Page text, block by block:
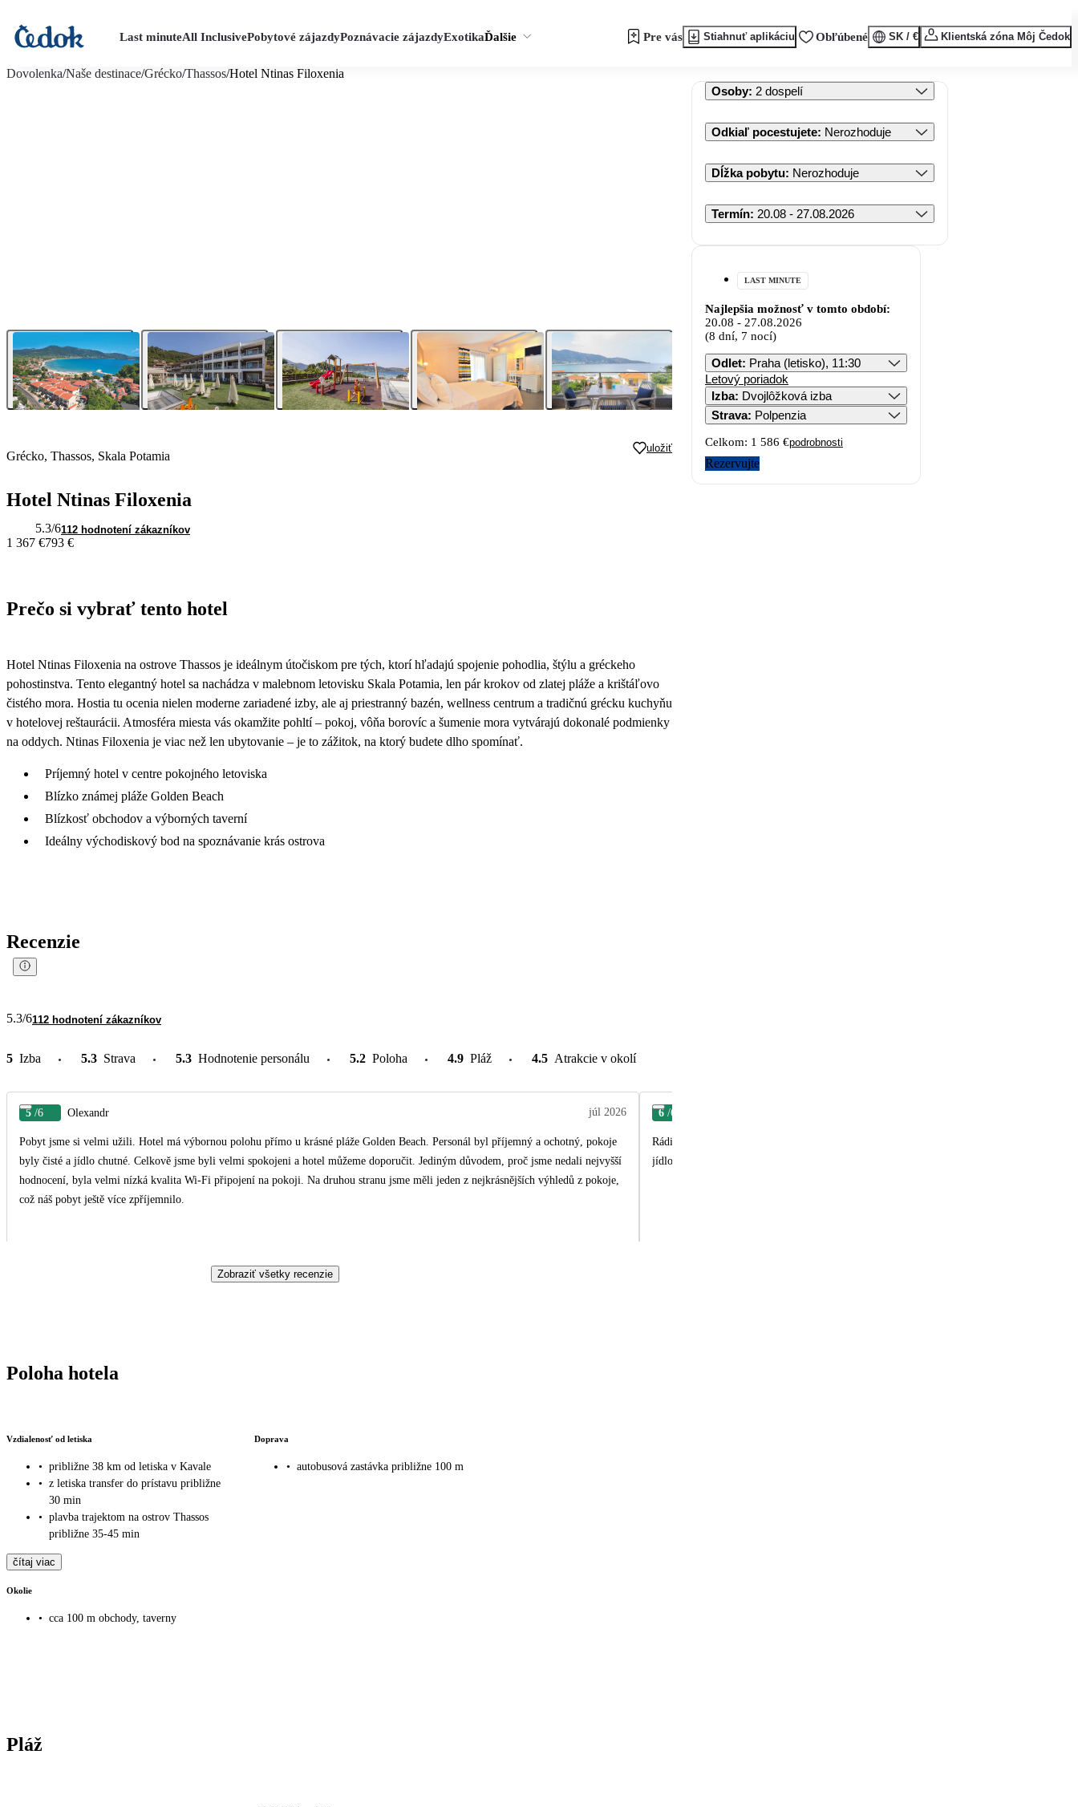
Last minuteAll InclusivePobytové zájazdyPoznávacie zájazdyExotikaĎalšie Pre vás Stiahnuť aplikáciu Obľúbené SK / € Klientská zóna Môj Čedok
Dovolenka/Naše destinace/Grécko/Thassos/Hotel Ntinas Filoxenia
Grécko, Thassos, Skala Potamia
uložiť
Hotel Ntinas Filoxenia
5.3/6112 hodnotení zákazníkov
1 367 €793 €
Prečo si vybrať tento hotel
Hotel Ntinas Filoxenia na ostrove Thassos je ideálnym útočiskom pre tých, ktorí hľadajú spojenie pohodlia, štýlu a gréckeho
pohostinstva. Tento elegantný hotel sa nachádza v malebnom letovisku Skala Potamia, len pár krokov od zlatej pláže a krištáľovo
čistého mora. Hostia tu ocenia nielen moderne zariadené izby, ale aj priestranný bazén, wellness centrum a tradičnú grécku kuchyňu
v hotelovej reštaurácii. Atmosféra miesta vás okamžite pohltí – pokoj, vôňa borovíc a šumenie mora vytvárajú dokonalé podmienky
na oddych. Ntinas Filoxenia je viac než len ubytovanie – je to zážitok, na ktorý budete dlho spomínať.
Príjemný hotel v centre pokojného letoviska
Blízko známej pláže Golden Beach
Blízkosť obchodov a výborných taverní
Ideálny východiskový bod na spoznávanie krás ostrova
Recenzie
5.3/6112 hodnotení zákazníkov
5 Izba 5.3 Strava 5.3 Hodnotenie personálu 5.2 Poloha 4.9 Pláž 4.5 Atrakcie v okolí
5 /6 Olexandr júl 2026
Pobyt jsme si velmi užili. Hotel má výbornou polohu přímo u krásné pláže Golden Beach. Personál byl příjemný a ochotný, pokoje
byly čisté a jídlo chutné. Celkově jsme byli velmi spokojeni a hotel můžeme doporučit. Jediným důvodem, proč jsme nedali nejvyšší
hodnocení, byla velmi nízká kvalita Wi-Fi připojení na pokoji. Na druhou stranu jsme měli jeden z nejkrásnějších výhledů z pokoje,
což náš pobyt ještě více zpříjemnilo.
6 /6
Rádi bychom vyzdvihli velmi čisté a upravené pokoje s pohodlnou postelí (což nebývá
jídlo!
Zobraziť všetky recenzie
Poloha hotela
Vzdialenosť od letiska
• približne 38 km od letiska v Kavale
• z letiska transfer do prístavu približne
30 min
• plavba trajektom na ostrov Thassos
približne 35-45 min
čítaj viac
Doprava
• autobusová zastávka približne 100 m
Okolie
• cca 100 m obchody, taverny
Pláž
Osoby: 2 dospelí
Odkiaľ pocestujete: Nerozhoduje
Dĺžka pobytu: Nerozhoduje
Termín: 20.08 - 27.08.2026
LAST MINUTE
Najlepšia možnosť v tomto období:
20.08 - 27.08.2026
(8 dní, 7 nocí)
Odlet: Praha (letisko), 11:30
Letový poriadok
Izba: Dvojlôžková izba
Strava: Polpenzia
Celkom: 1 586 €podrobnosti
Rezervujte